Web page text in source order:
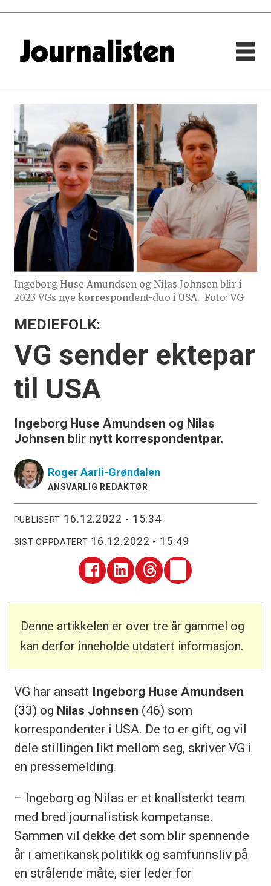
Ingeborg Huse Amundsen og Nilas Johnsen blir i
2023 VGs nye korrespondent-duo i USA. Foto: VG
MEDIEFOLK:
VG sender ektepar
til USA
Ingeborg Huse Amundsen og Nilas
Johnsen blir nytt korrespondentpar.
RogerAarli-Grøndalen
ANSVARLIG REDAKTØR
PUBLISERT 16.12.2022 - 15:34
SIST OPPDATERT 16.12.2022 - 15:49
Denne artikkelen er over tre år gammel og
kan derfor inneholde utdatert informasjon.
VG har ansatt Ingeborg Huse Amundsen
(33) og Nilas Johnsen (46) som
korrespondenter i USA. De to er gift, og vil
dele stillingen likt mellom seg, skriver VG i
en pressemelding.
– Ingeborg og Nilas er et knallsterkt team
med bred journalistisk kompetanse.
Sammen vil dekke det som blir spennende
år i amerikansk politikk og samfunnsliv på
en strålende måte, sier leder for